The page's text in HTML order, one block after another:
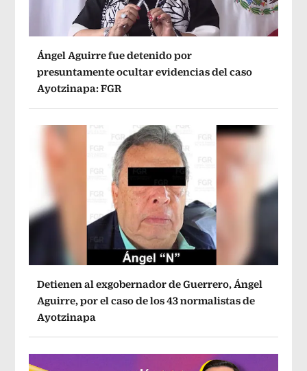
Ángel Aguirre fue detenido por
presuntamente ocultar evidencias del caso
Ayotzinapa: FGR
Detienen al exgobernador de Guerrero, Ángel
Aguirre, por el caso de los 43 normalistas de
Ayotzinapa